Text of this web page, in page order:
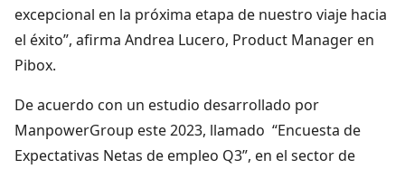
excepcional en la próxima etapa de nuestro viaje hacia
el éxito”, afirma Andrea Lucero, Product Manager en
Pibox.
De acuerdo con un estudio desarrollado por
ManpowerGroup este 2023, llamado “Encuesta de
Expectativas Netas de empleo Q3”, en el sector de